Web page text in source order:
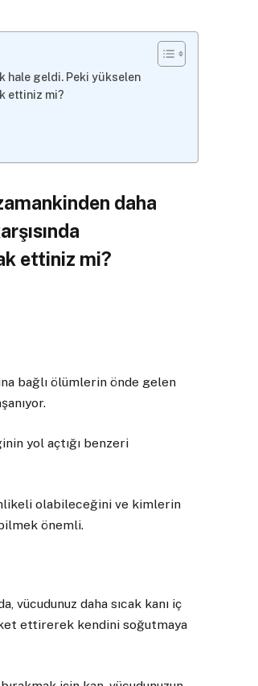
hale geldi. Peki yükselen
ettiniz mi?
daha
ettiniz mi?
bağlı ölümlerin önde gelen
yol açtığı benzeri
olabileceğini ve kimlerin
önemli.
vücudunuz daha sıcak kanı iç
ettirerek kendini soğutmaya